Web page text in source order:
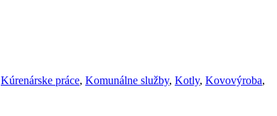
Kúrenárske práce, Komunálne služby, Kotly, Kovovýroba,